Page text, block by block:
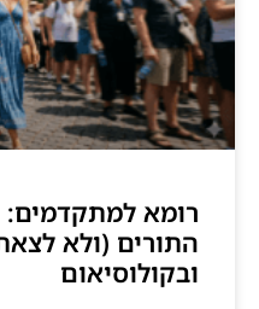
רומא
התורים (ולא
ובקולוסיאום